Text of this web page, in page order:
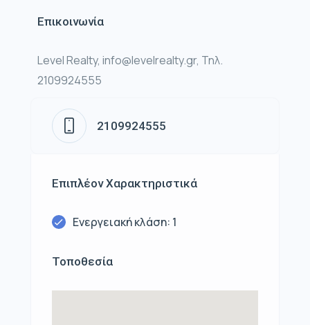
Επικοινωνία
Level Realty, info@levelrealty.gr, Τηλ.
2109924555
2109924555
Επιπλέον Χαρακτηριστικά
Ενεργειακή κλάση: 1
Τοποθεσία